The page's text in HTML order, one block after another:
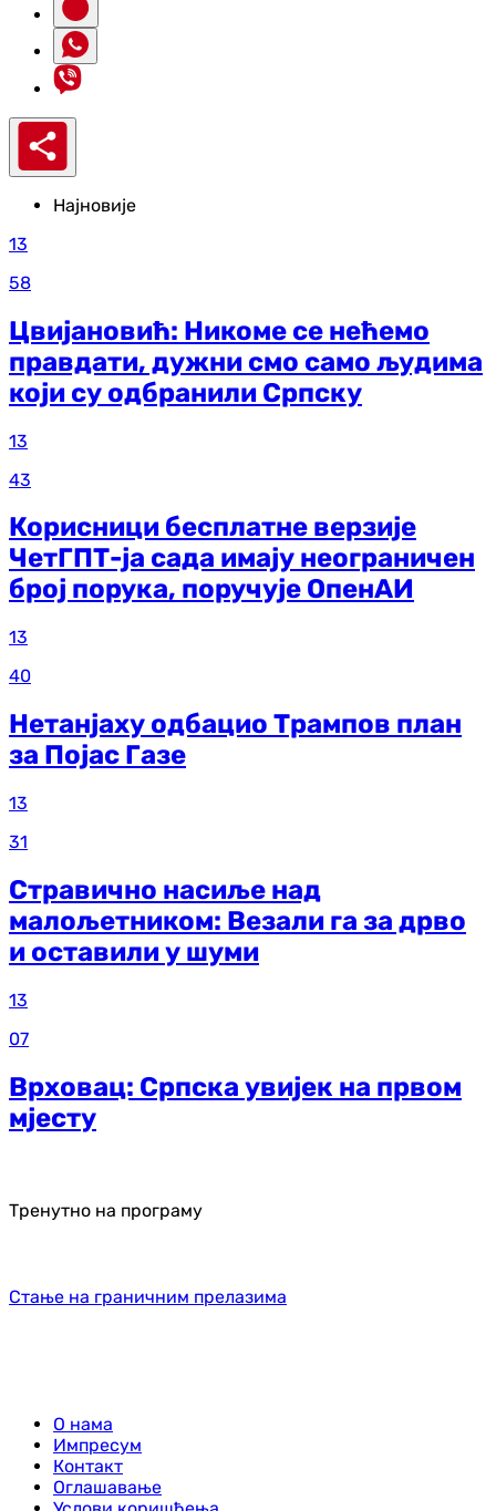
Најновије
13
58
Цвијановић: Никоме се нећемо
правдати, дужни смо само људима
који су одбранили Српску
13
43
Корисници бесплатне верзије
ЧетГПТ-ја сада имају неограничен
број порука, поручује ОпенАИ
13
40
Нетанјаху одбацио Трампов план
за Појас Газе
13
31
Стравично насиље над
малољетником: Везали га за дрво
и оставили у шуми
13
07
Врховац: Српска увијек на првом
мјесту
Тренутно на програму
Стање на граничним прелазима
О нама
Импресум
Контакт
Оглашавање